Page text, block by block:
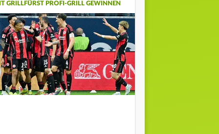
GRILLFÜRST PROFI-GRILL GEWINNEN